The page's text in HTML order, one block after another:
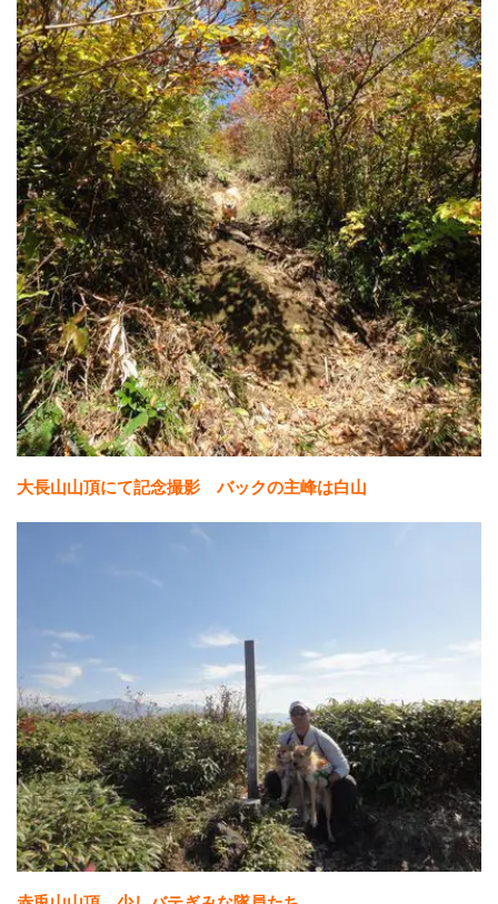
大長山山頂にて記念撮影 バックの主峰は白山